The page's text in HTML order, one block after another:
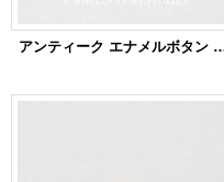
アンティーク エナメルボタン 薔薇 ハンドペイント グ